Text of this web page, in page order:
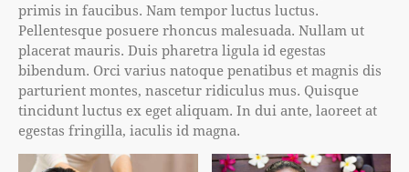
primis in faucibus. Nam tempor luctus luctus.
Pellentesque posuere rhoncus malesuada. Nullam ut
placerat mauris. Duis pharetra ligula id egestas
bibendum. Orci varius natoque penatibus et magnis dis
parturient montes, nascetur ridiculus mus. Quisque
tincidunt luctus ex eget aliquam. In dui ante, laoreet at
egestas fringilla, iaculis id magna.